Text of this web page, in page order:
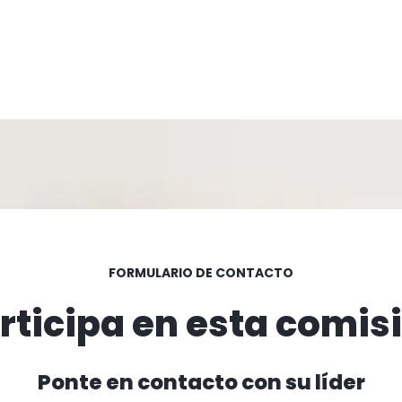
FORMULARIO DE CONTACTO
en esta
Ponte en contacto con su líder